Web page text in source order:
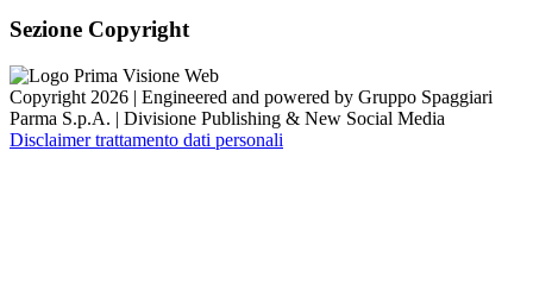
Sezione Copyright
Copyright 2026 | Engineered and powered by Gruppo Spaggiari
Parma S.p.A. | Divisione Publishing & New Social Media
Disclaimer trattamento dati personali